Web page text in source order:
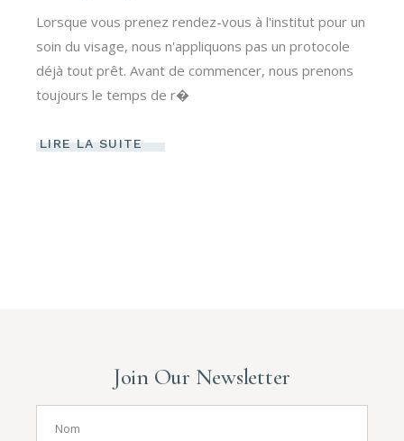
Lorsque vous prenez rendez-vous à l'institut pour un
soin du visage, nous n'appliquons pas un protocole
déjà tout prêt. Avant de commencer, nous prenons
toujours le temps de r�
LIRE LA SUITE
Join Our Newsletter